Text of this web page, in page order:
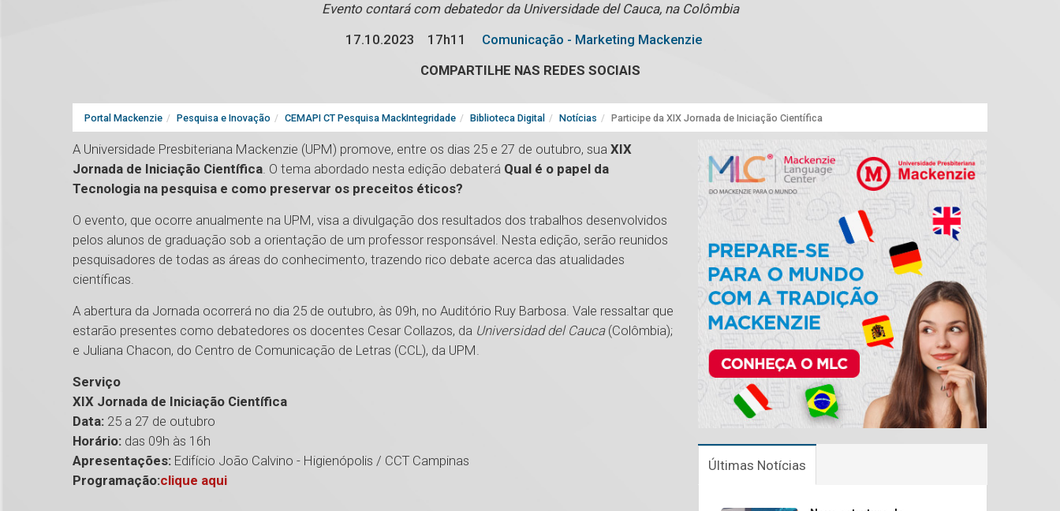
Evento contará com debatedor da Universidade del Cauca, na Colômbia
17.10.2023
17h11
Comunicação - Marketing Mackenzie
COMPARTILHE NAS REDES SOCIAIS
Portal Mackenzie Pesquisa e Inovação CEMAPI CT Pesquisa MackIntegridade Biblioteca Digital Notícias Participe da XIX Jornada de Iniciação Científica
A Universidade Presbiteriana Mackenzie (UPM) promove, entre os dias 25 e 27 de outubro, sua XIX
Jornada de Iniciação Científica. O tema abordado nesta edição debaterá Qual é o papel da
Tecnologia na pesquisa e como preservar os preceitos éticos?
O evento, que ocorre anualmente na UPM, visa a divulgação dos resultados dos trabalhos desenvolvidos
pelos alunos de graduação sob a orientação de um professor responsável. Nesta edição, serão reunidos
pesquisadores de todas as áreas do conhecimento, trazendo rico debate acerca das atualidades
científicas.
A abertura da Jornada ocorrerá no dia 25 de outubro, às 09h, no Auditório Ruy Barbosa. Vale ressaltar que
estarão presentes como debatedores os docentes Cesar Collazos, da Universidad del Cauca(Colômbia);
e Juliana Chacon, do Centro de Comunicação de Letras (CCL), da UPM.
Serviço
XIX Jornada de Iniciação Científica
Data: 25 a 27 de outubro
Horário: das 09h às 16h
Apresentações: Edifício João Calvino - Higienópolis / CCT Campinas
Programação:clique aqui
Últimas Notícias